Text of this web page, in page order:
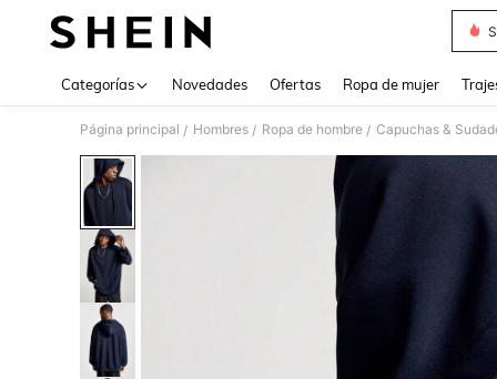
Categorías Novedades Ofertas Ropa de mujer
Página principal / Hombres / Ropa de hombre / Capuchas &